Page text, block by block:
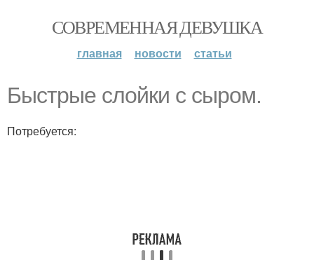
СОВРЕМЕННАЯ ДЕВУШКА
главная новости статьи
Быстрые слойки с сыром.
Потребуется: